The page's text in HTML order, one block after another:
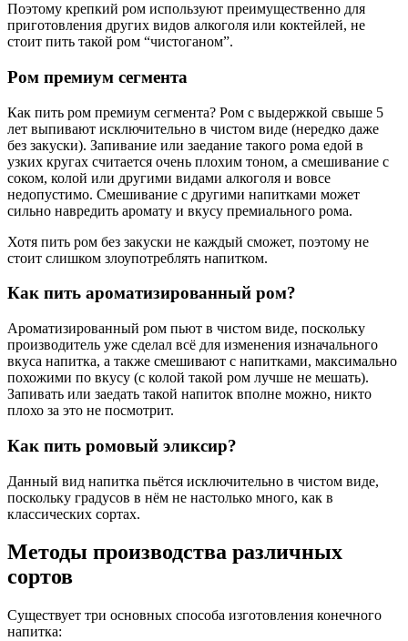
Поэтому крепкий ром используют преимущественно для
приготовления других видов алкоголя или коктейлей, не
стоит пить такой ром “чистоганом”.
Ром премиум сегмента
Как пить ром премиум сегмента? Ром с выдержкой свыше 5
лет выпивают исключительно в чистом виде (нередко даже
без закуски). Запивание или заедание такого рома едой в
узких кругах считается очень плохим тоном, а смешивание с
соком, колой или другими видами алкоголя и вовсе
недопустимо. Смешивание с другими напитками может
сильно навредить аромату и вкусу премиального рома.
Хотя пить ром без закуски не каждый сможет, поэтому не
стоит слишком злоупотреблять напитком.
Как пить ароматизированный ром?
Ароматизированный ром пьют в чистом виде, поскольку
производитель уже сделал всё для изменения изначального
вкуса напитка, а также смешивают с напитками, максимально
похожими по вкусу (с колой такой ром лучше не мешать).
Запивать или заедать такой напиток вполне можно, никто
плохо за это не посмотрит.
Как пить ромовый эликсир?
Данный вид напитка пьётся исключительно в чистом виде,
поскольку градусов в нём не настолько много, как в
классических сортах.
Методы производства различных
сортов
Существует три основных способа изготовления конечного
напитка: